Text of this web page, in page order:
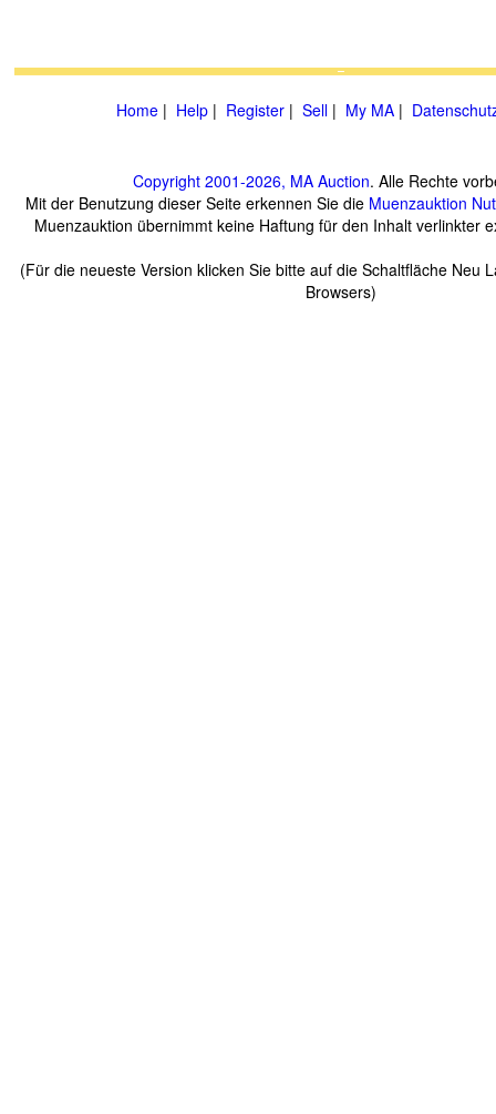
Home | Help | Register | Sell | My MA |
Copyright 2001-2026, MA Auction. Alle Rechte
Mit der Benutzung dieser Seite erkennen Sie die Muenzauktion
Muenzauktion übernimmt keine Haftung für den Inhalt verlinkter
(Für die neueste Version klicken Sie bitte auf die Schaltfläche Neu
Browsers)